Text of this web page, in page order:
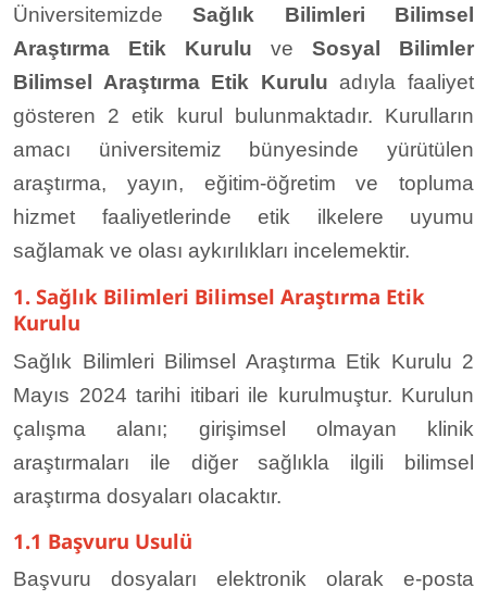
ÜniversitemizdeSağlık Bilimleri Bilimsel
Araştırma Etik Kurulu ve Sosyal Bilimler
Bilimsel Araştırma Etik Kurulu adıyla faaliyet
gösteren 2 etik kurul bulunmaktadır. Kurulların
amacı üniversitemiz bünyesinde yürütülen
araştırma, yayın, eğitim-öğretim ve topluma
hizmet faaliyetlerinde etik ilkelere uyumu
sağlamak ve olası aykırılıkları incelemektir.
1. Sağlık Bilimleri Bilimsel Araştırma Etik
Kurulu
Sağlık Bilimleri Bilimsel Araştırma Etik Kurulu 2
Mayıs 2024 tarihi itibari ile kurulmuştur. Kurulun
çalışma alanı; girişimsel olmayan klinik
araştırmaları ile diğer sağlıkla ilgili bilimsel
araştırma dosyaları olacaktır.
1.1 Başvuru Usulü
Başvuru dosyaları elektronik olarak e-posta